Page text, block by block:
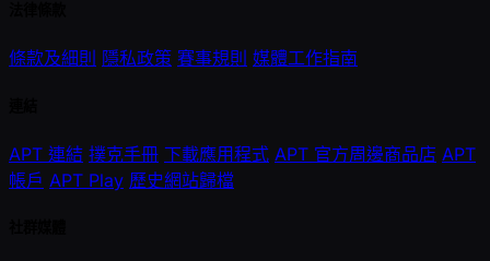
條款及細則 隱私政策 賽事規則 媒體工作指南
APT 連結 撲克手冊 下載應用程式 APT 官方周邊商品店 APT
帳戶 APT Play 歷史網站歸檔